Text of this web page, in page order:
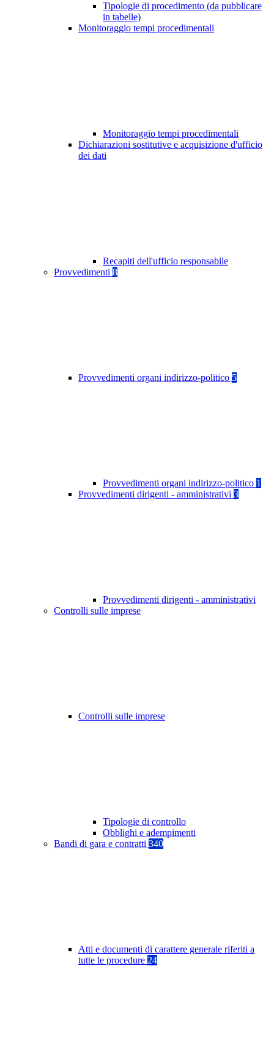
Tipologie di procedimento (da pubblicare
in tabelle)
Monitoraggio tempi procedimentali
Monitoraggio tempi procedimentali
Dichiarazioni sostitutive e acquisizione d'ufficio
dei dati
Recapiti dell'ufficio responsabile
Provvedimenti 8
Provvedimenti organi indirizzo-politico 5
Provvedimenti organi indirizzo-politico 1
Provvedimenti dirigenti - amministrativi 3
Provvedimenti dirigenti - amministrativi
Controlli sulle imprese
Controlli sulle imprese
Tipologie di controllo
Obblighi e adempimenti
Bandi di gara e contratti 340
Atti e documenti di carattere generale riferiti a
tutte le procedure 24